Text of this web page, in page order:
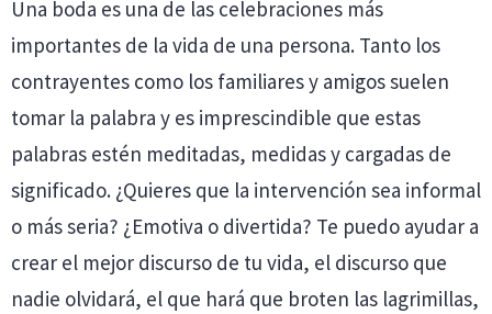
Una boda es una de las celebraciones más
importantes de la vida de una persona. Tanto los
contrayentes como los familiares y amigos suelen
tomar la palabra y es imprescindible que estas
palabras estén meditadas, medidas y cargadas de
significado. ¿Quieres que la intervención sea informal
o más seria? ¿Emotiva o divertida? Te puedo ayudar a
crear el mejor discurso de tu vida, el discurso que
nadie olvidará, el que hará que broten las lagrimillas,